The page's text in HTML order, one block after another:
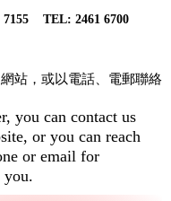
7155​ TEL: 2461 6700
站，或以電話、電郵聯絡
you can contact us
or you can reach
or email for
you.